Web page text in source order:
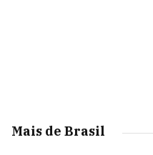
Mais de Brasil